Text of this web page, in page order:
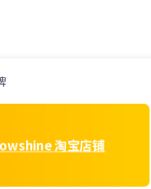
淘宝店铺